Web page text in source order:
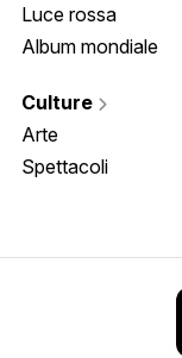
Luce rossa
Album mondiale
Culture
Arte
Spettacoli